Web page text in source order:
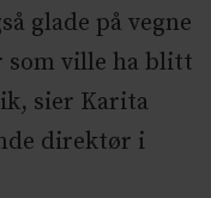
glade på vegne
som ville ha blitt
sier Karita
direktør i